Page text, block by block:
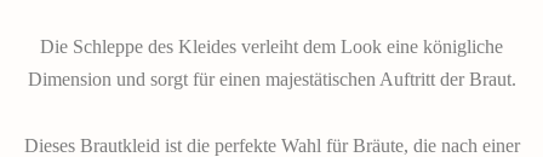
Die Schleppe des Kleides verleiht dem Look eine königliche
Dimension und sorgt für einen majestätischen Auftritt der Braut.
Dieses Brautkleid ist die perfekte Wahl für Bräute, die nach einer